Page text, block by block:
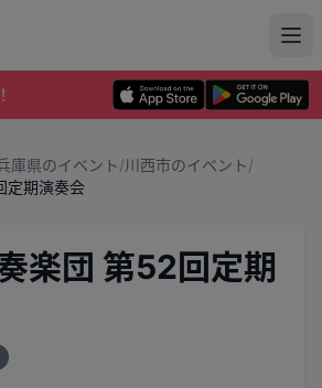
庫県のイベント/川西市のイベント/
定期演奏会
楽団 第52回定期